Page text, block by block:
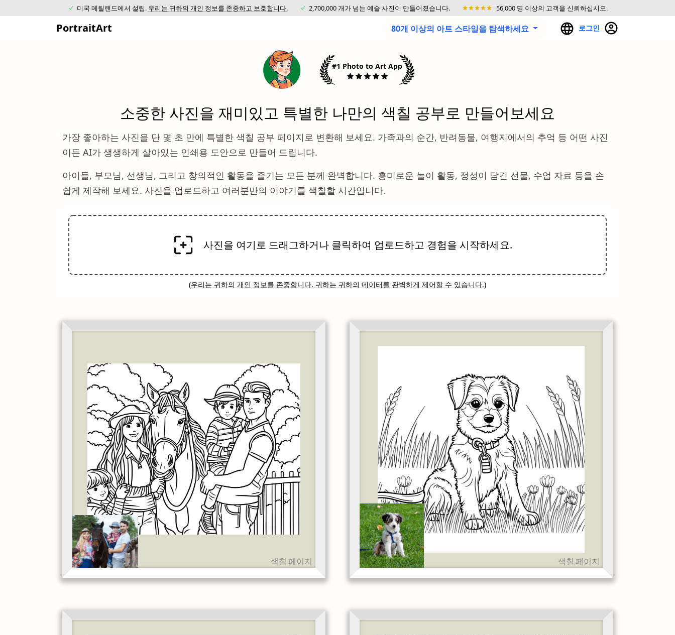
미국 메릴랜드에서 설립. 우리는 귀하의 개인 정보를 존중하고 보호합니다. 2,700,000 개가 넘는 예술 사진이 만들어졌습니다. 56,000 명 이상의 고객을 신뢰하십시오.
PortraitArt 로그인
80개 이상의 아트 스타일을 탐색하세요
#1 Photo to Art App
소중한 사진을 재미있고 특별한 나만의 색칠 공부로 만들어보세요
가장 좋아하는 사진을 단 몇 초 만에 특별한 색칠 공부 페이지로 변환해 보세요. 가족과의 순간, 반려동물, 여행지에서의 추억 등 어떤 사진
이든 AI가 생생하게 살아있는 인쇄용 도안으로 만들어 드립니다.
아이들, 부모님, 선생님, 그리고 창의적인 활동을 즐기는 모든 분께 완벽합니다. 흥미로운 놀이 활동, 정성이 담긴 선물, 수업 자료 등을 손
쉽게 제작해 보세요. 사진을 업로드하고 여러분만의 이야기를 색칠할 시간입니다.
사진을 여기로 드래그하거나 클릭하여 업로드하고 경험을 시작하세요.
(우리는 귀하의 개인 정보를 존중합니다. 귀하는 귀하의 데이터를 완벽하게 제어할 수 있습니다.)
색칠 페이지 색칠 페이지